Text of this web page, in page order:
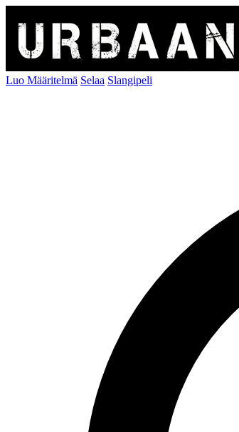
Luo Määritelmä Selaa Slangipeli